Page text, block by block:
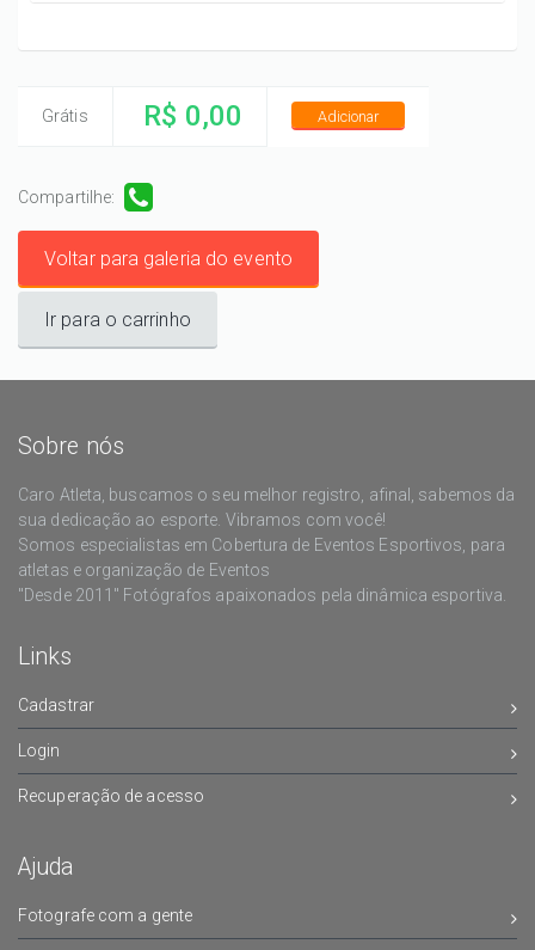
Grátis R$ 0,00 Adicionar
Compartilhe:
Voltar para galeria do evento
Ir para o carrinho
Sobre nós
Caro Atleta, buscamos o seu melhor registro, afinal, sabemos da
sua dedicação ao esporte. Vibramos com você!
Somos especialistas em Cobertura de Eventos Esportivos, para
atletas e organização de Eventos
"Desde 2011" Fotógrafos apaixonados pela dinâmica esportiva.
Links
Cadastrar
Login
Recuperação de acesso
Ajuda
Fotografe com a gente